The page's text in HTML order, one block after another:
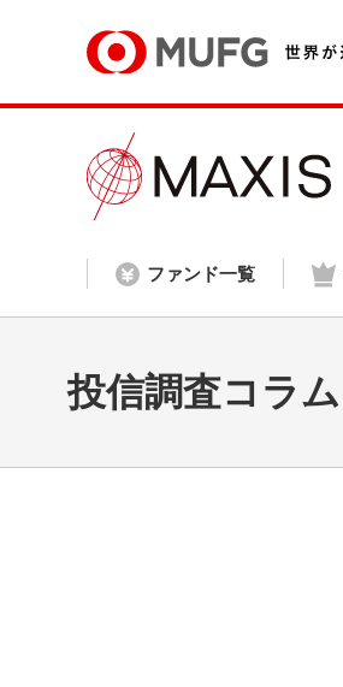
ファンド一覧
投信調査コラム